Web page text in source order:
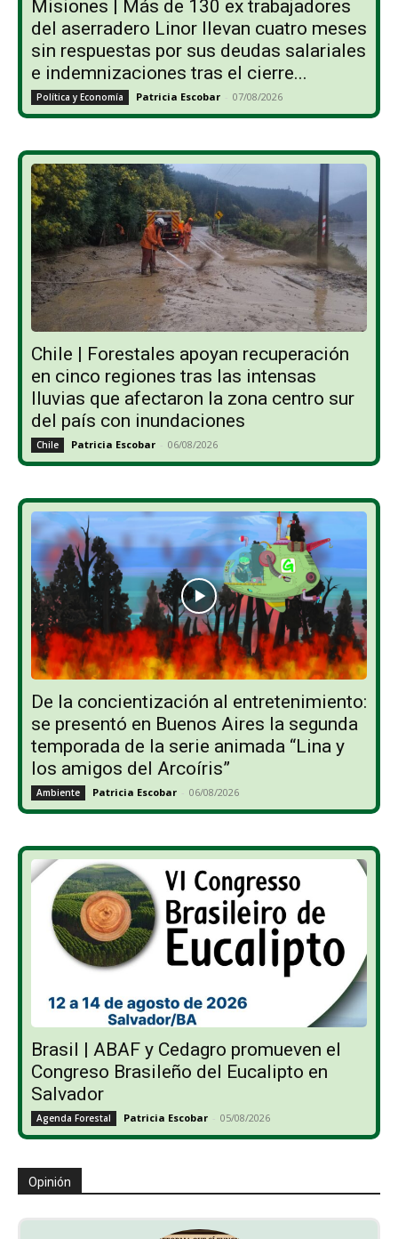
Misiones | Más de 130 ex trabajadores
del aserradero Linor llevan cuatro meses
sin respuestas por sus deudas salariales
e indemnizaciones tras el cierre...
Política y Economía Patricia Escobar - 07/08/2026
Chile | Forestales apoyan recuperación
en cinco regiones tras las intensas
lluvias que afectaron la zona centro sur
del país con inundaciones
Chile Patricia Escobar - 06/08/2026
De la concientización al entretenimiento:
se presentó en Buenos Aires la segunda
temporada de la serie animada “Lina y
los amigos del Arcoíris”
Ambiente Patricia Escobar - 06/08/2026
Brasil | ABAF y Cedagro promueven el
Congreso Brasileño del Eucalipto en
Salvador
Agenda Forestal Patricia Escobar - 05/08/2026
Opinión